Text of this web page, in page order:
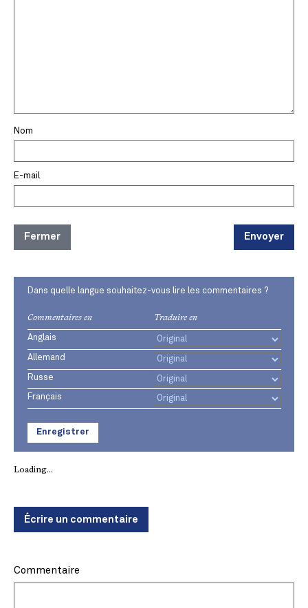
Nom
E-mail
Fermer Envoyer
Dans quelle langue souhaitez-vous lire les commentaires ?
Commentaires en Traduire en
Anglais
Allemand
Russe
Français
Enregistrer
Loading...
Écrire un commentaire
Commentaire